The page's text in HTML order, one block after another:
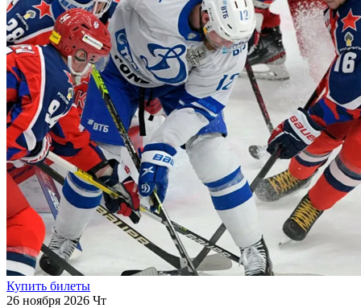
Купить билеты
26 ноября 2026 Чт